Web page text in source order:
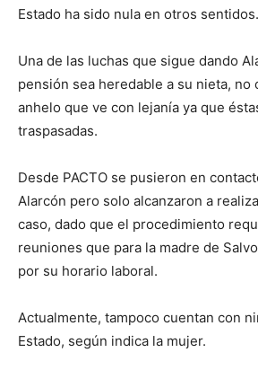
Estado ha sido nula en otros sentidos.
Una de las luchas que sigue dando
pensión sea heredable a su nieta, no
anhelo que ve con lejanía ya que
traspasadas.
Desde PACTO se pusieron en
Alarcón pero solo alcanzaron a
caso, dado que el procedimiento
reuniones que para la madre de
por su horario laboral.
Actualmente, tampoco cuentan con
Estado, según indica la mujer.